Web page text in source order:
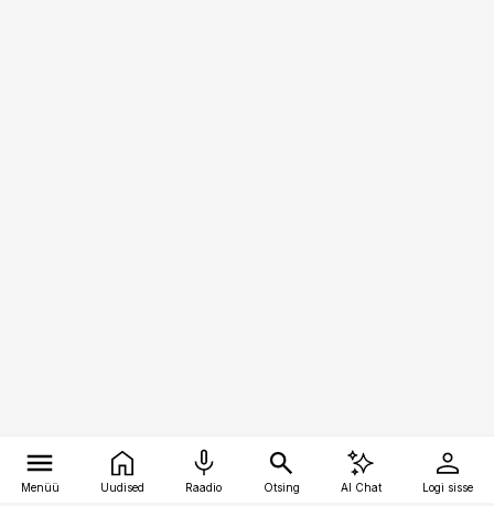
Menüü Uudised Raadio Otsing AI Chat Logi sisse